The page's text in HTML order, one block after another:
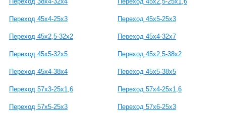
Переход 45х4-25х3 Переход 45х5-25х3
Переход 45х2,5-32х2 Переход 45х4-32х7
Переход 45х5-32х5 Переход 45х2,5-38х2
Переход 45х4-38х4 Переход 45х5-38х5
Переход 57х3-25х1,6 Переход 57х4-25х1,6
Переход 57х5-25х3 Переход 57х6-25х3